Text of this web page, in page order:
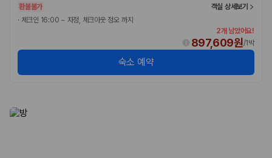
환불불가
객실 상세보기
· 체크인 16:00 ~ 자정, 체크아웃 정오 까지
2개 남았어요!
897,609원/1박
숙소 예약